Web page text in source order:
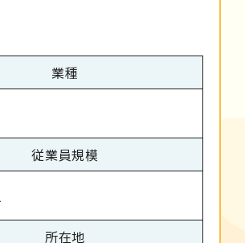
業種
従業員規模
所在地